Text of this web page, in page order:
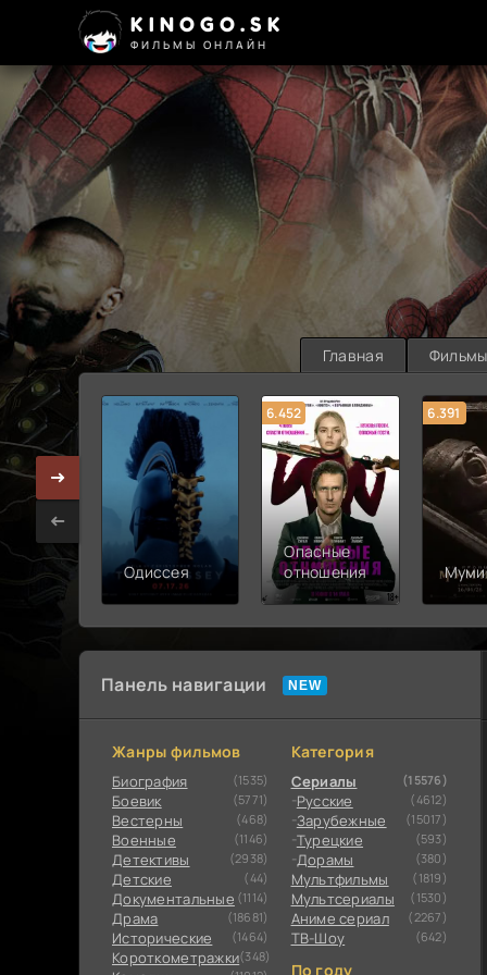
KINOGO.SK
ФИЛЬМЫ ОНЛАЙН
Главная Фильмы
Одиссея
6.452
Опасные
отношения
6.391
Панель навигации
Жанры фильмов
Биография (1535)
Боевик (5771)
Вестерны (468)
Военные (1146)
Детективы (2938)
Детские (44)
Документальные (1114)
Драма (18681)
Исторические (1464)
Короткометражки(348)
Категория
Сериалы (15576)
Русские (4612)
Зарубежные (15017)
Турецкие (593)
Дорамы (380)
Мультфильмы (1819)
Мультсериалы (1530)
Аниме сериал (2267)
ТВ-Шоу (642)
По году